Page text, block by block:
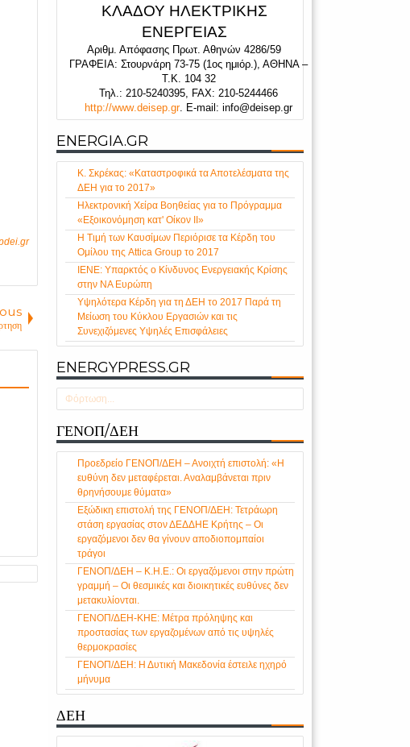
ΚΛΑΔΟΥ ΗΛΕΚΤΡΙΚΗΣ
ΕΝΕΡΓΕΙΑΣ
Αριθμ. Απόφασης Πρωτ. Αθηνών 4286/59
ΓΡΑΦΕΙΑ: Στουρνάρη 73-75 (1ος ημιόρ.), ΑΘΗΝΑ –
Τ.Κ. 104 32
Τηλ.: 210-5240395, FAX: 210-5244466
http://www.deisep.gr. E-mail: info@deisep.gr
ENERGIA.GR
Κ. Σκρέκας: «Καταστροφικά τα Αποτελέσματα της
ΔΕΗ για το 2017»
Ηλεκτρονική Χείρα Βοηθείας για το Πρόγραμμα
«Εξοικονόμηση κατ' Οίκον ΙΙ»
Η Τιμή των Καυσίμων Περιόρισε τα Κέρδη του
Ομίλου της Attica Group το 2017
ΙΕΝΕ: Υπαρκτός ο Κίνδυνος Ενεργειακής Κρίσης
στην ΝΑ Ευρώπη
Υψηλότερα Κέρδη για τη ΔΕΗ το 2017 Παρά τη
Μείωση του Κύκλου Εργασιών και τις
Συνεχιζόμενες Υψηλές Επισφάλειες
ENERGYPRESS.GR
Φόρτωση...
ΓΕΝΟΠ/ΔΕΗ
Προεδρείο ΓΕΝΟΠ/ΔΕΗ – Ανοιχτή επιστολή: «Η
ευθύνη δεν μεταφέρεται. Αναλαμβάνεται πριν
θρηνήσουμε θύματα»
Εξώδικη επιστολή της ΓΕΝΟΠ/ΔΕΗ: Τετράωρη
στάση εργασίας στον ΔΕΔΔΗΕ Κρήτης – Οι
εργαζόμενοι δεν θα γίνουν αποδιοπομπαίοι
τράγοι
ΓΕΝΟΠ/ΔΕΗ – Κ.Η.Ε.: Οι εργαζόμενοι στην πρώτη
γραμμή – Οι θεσμικές και διοικητικές ευθύνες δεν
μετακυλίονται.
ΓΕΝΟΠ/ΔΕΗ-ΚΗΕ: Μέτρα πρόληψης και
προστασίας των εργαζομένων από τις υψηλές
θερμοκρασίες
ΓΕΝΟΠ/ΔΕΗ: Η Δυτική Μακεδονία έστειλε ηχηρό
μήνυμα
ΔΕΗ